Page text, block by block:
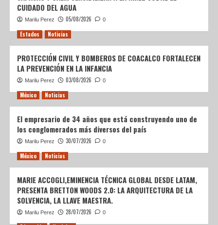
CUIDADO DEL AGUA
Marilu Perez 05/08/2026 0
Estados Noticias
PROTECCIÓN CIVIL Y BOMBEROS DE COACALCO FORTALECEN
LA PREVENCIÓN EN LA INFANCIA
Marilu Perez 03/08/2026 0
México Noticias
El empresario de 34 años que está construyendo uno de
los conglomerados más diversos del país
Marilu Perez 30/07/2026 0
México Noticias
MARIE ACCOGLI,EMINENCIA TÉCNICA GLOBAL DESDE LATAM,
PRESENTA BRETTON WOODS 2.0: LA ARQUITECTURA DE LA
SOLVENCIA, LA LLAVE MAESTRA.
Marilu Perez 28/07/2026 0